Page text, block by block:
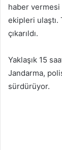
haber
ekipleri ulaştı.
çıkarıldı.
Yaklaşık 15
Jandarma,
sürdürüyor.